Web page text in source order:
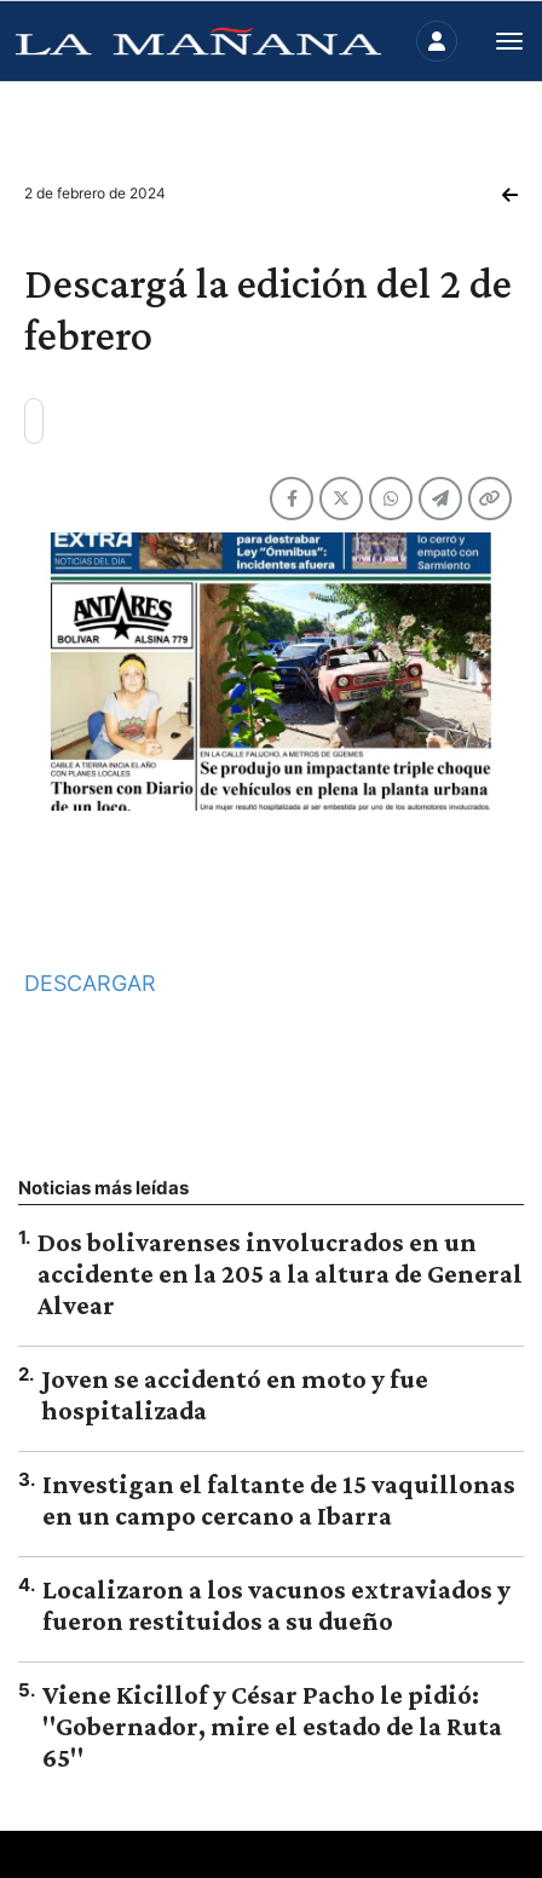
2 de febrero de 2024
Descargá la edición del 2 de
febrero
DESCARGAR
Noticias más leídas
1. Dos bolivarenses involucrados en un
accidente en la 205 a la altura de General
Alvear
2. Joven se accidentó en moto y fue
hospitalizada
3. Investigan el faltante de 15 vaquillonas
en un campo cercano a Ibarra
4. Localizaron a los vacunos extraviados y
fueron restituidos a su dueño
5. Viene Kicillof y César Pacho le pidió:
"Gobernador, mire el estado de la Ruta
65"